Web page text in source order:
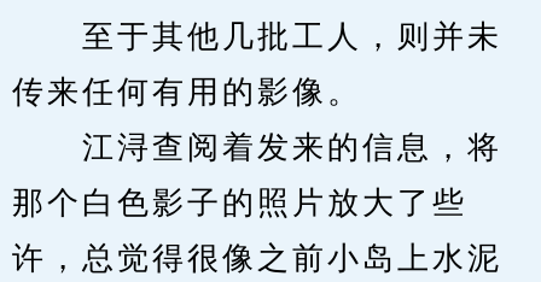
至于其他几批工人，则并未
传来任何有用的影像。
江浔查阅着发来的信息，将
那个白色影子的照片放大了些
许，总觉得很像之前小岛上水泥